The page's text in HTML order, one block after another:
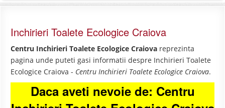
Inchirieri Toalete Ecologice Craiova
Centru Inchirieri Toalete Ecologice Craiova reprezinta
pagina unde puteti gasi informatii despre Inchirieri Toalete
Ecologice Craiova - Centru Inchirieri Toalete Ecologice Craiova.
Daca aveti nevoie de: Centru